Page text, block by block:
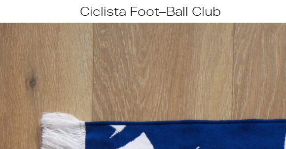
content
Ciclista Foot–Ball Club